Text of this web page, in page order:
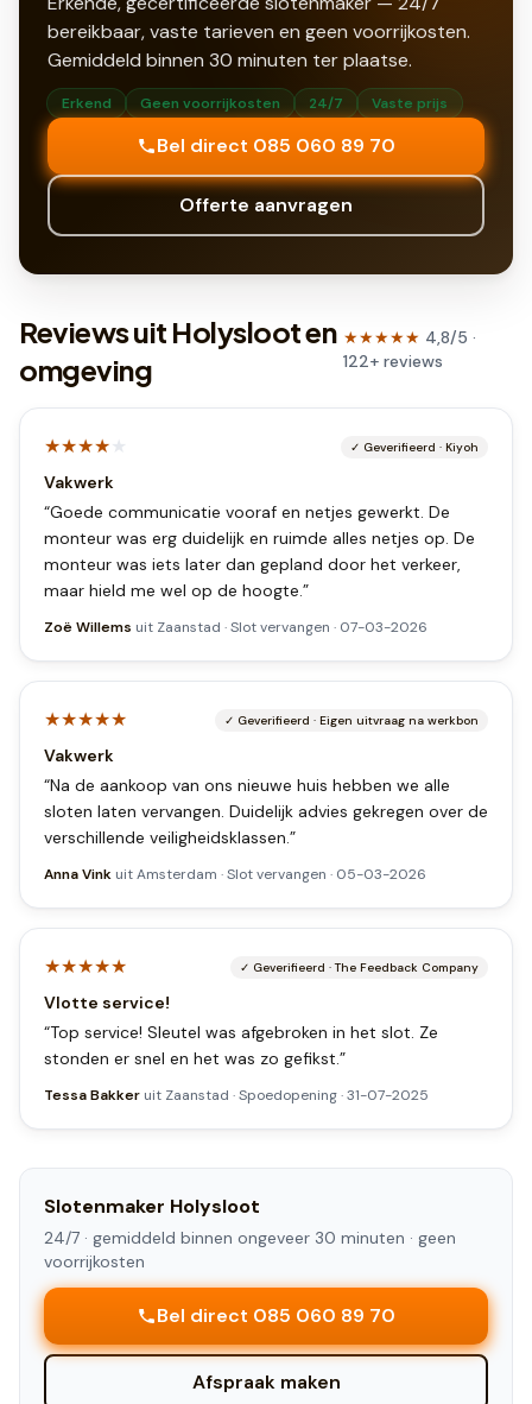
bereikbaar, vaste tarieven en geen voorrijkosten.
Gemiddeld binnen 30 minuten ter plaatse.
Erkend Geen voorrijkosten 24/7 Vaste prijs
Bel direct 085 060 89 70
Offerte aanvragen
Reviews uit Holysloot en
omgeving
★★★★★ 4,8/5 ·
122+reviews
★★★★★ ✓ Geverifieerd · Kiyoh
Vakwerk
“Goede communicatie vooraf en netjes gewerkt. De
monteur was erg duidelijk en ruimde alles netjes op. De
monteur was iets later dan gepland door het verkeer,
maar hield me wel op de hoogte.”
Zoë Willems uit Zaanstad ·Slot vervangen · 07-03-2026
★★★★★ ✓ Geverifieerd · Eigen uitvraag na werkbon
Vakwerk
“Na de aankoop van ons nieuwe huis hebben we alle
sloten laten vervangen. Duidelijk advies gekregen over de
verschillende veiligheidsklassen.”
Anna Vink uitAmsterdam ·Slot vervangen · 05-03-2026
★★★★★ ✓ Geverifieerd ·The Feedback Company
Vlotte service!
“Top service! Sleutel was afgebroken in het slot. Ze
stonden er snel en het was zo gefikst.”
Tessa Bakker uit Zaanstad ·Spoedopening·31-07-2025
Slotenmaker Holysloot
24/7 · gemiddeld binnen ongeveer 30 minuten · geen
voorrijkosten
Bel direct 085 060 89 70
Afspraak maken